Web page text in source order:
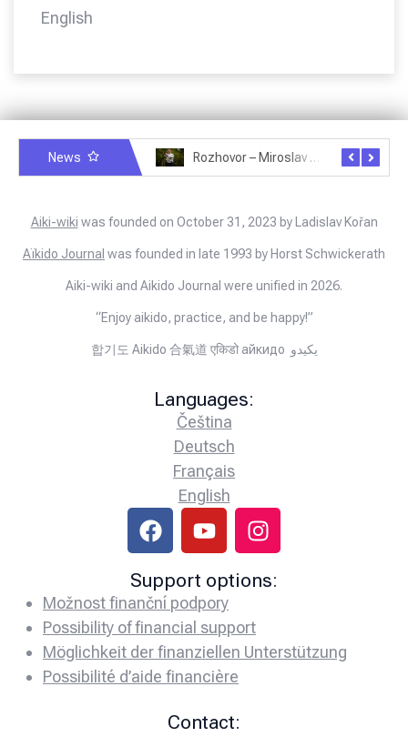
English
News Rozhovor – Miroslav Šmíd – 22.3.2025
Aiki-wiki was founded on October 31, 2023 by Ladislav Kořan
Aïkido Journal was founded in late 1993 by Horst Schwickerath
Aiki-wiki and Aikido Journal were unified in 2026.
“Enjoy aikido, practice, and be happy!”
합기도 Aikido 合氣道 एकिडो айкидо يكيدو
Languages:
Čeština
Deutsch
Français
English
Support options:
Možnost finanční podpory
Possibility of financial support
Möglichkeit der finanziellen Unterstützung
Possibilité d’aide financière
Contact: